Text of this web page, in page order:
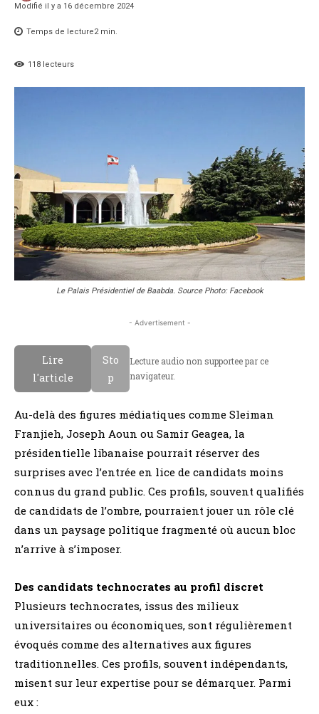
Modifié il y a 16 décembre 2024
Temps de lecture2min.
118 lecteurs
Le Palais Présidentiel de Baabda. Source Photo: Facebook
- Advertisement -
Lire
l'article
Sto
p
Lecture audio non supportee par ce
navigateur.
Au-delà des figures médiatiques comme Sleiman
Franjieh, Joseph Aoun ou Samir Geagea, la
présidentielle libanaise pourrait réserver des
surprises avec l’entrée en lice de candidats moins
connus du grand public. Ces profils, souvent qualifiés
de candidats de l’ombre, pourraient jouer un rôle clé
dans un paysage politique fragmenté où aucun bloc
n’arrive à s’imposer.
Des candidats technocrates au profil discret
Plusieurs technocrates, issus des milieux
universitaires ou économiques, sont régulièrement
évoqués comme des alternatives aux figures
traditionnelles. Ces profils, souvent indépendants,
misent sur leur expertise pour se démarquer. Parmi
eux :